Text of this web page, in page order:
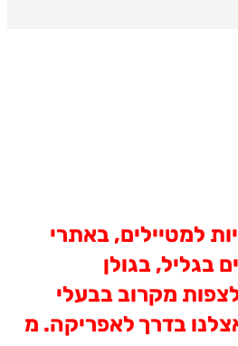
למטיילים, באתרי
בגליל, בגולן
מקרוב בבעלי
בדרך לאפריקה. מ